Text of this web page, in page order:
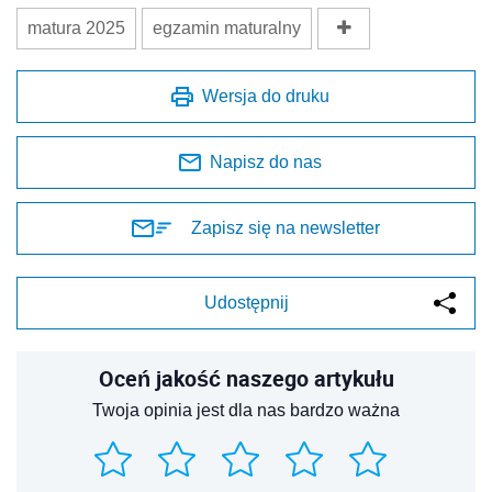
matura 2025 egzamin maturalny
Wersja do druku
Napisz do nas
Zapisz się na newsletter
Udostępnij
Oceń jakość naszego artykułu
Twoja opinia jest dla nas bardzo ważna